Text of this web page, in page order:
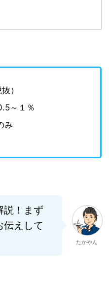
）
～１％
み
説！まず
伝えして
たかやん